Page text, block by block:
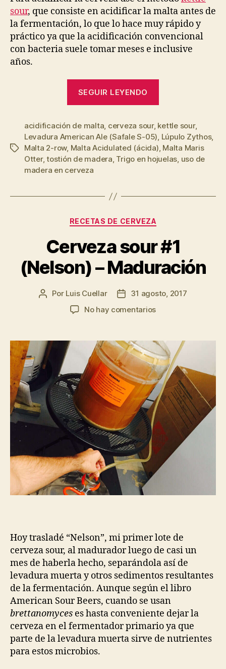
sour, que consiste en acidificar la malta antes de
la fermentación, lo que lo hace muy rápido y
práctico ya que la acidificación convencional
con bacteria suele tomar meses e inclusive
años.
SEGUIR LEYENDO
–
con
malta
de
Etiquetas
acidificación de malta, cerveza sour, kettle sour,
Levadura American Ale (Safale S-05), Lúpulo Zythos,
Malta 2-row, Malta Acidulated (ácida), Malta Maris
Otter,tostión de madera, Trigo en hojuelas, uso de
madera en cerveza
Categorías
RECETAS DE CERVEZA
Cerveza sour #1
(Nelson) – Maduración
Autor
Por Luis Cuellar
Fecha31 agosto, 2017
No hay comentariosen
#1
(Nelson)
–
Maduración
Hoy trasladé “Nelson”, mi primer lote de
cerveza sour, al madurador luego de casi un
mes de haberla hecho, separándola así de
levadura muerta y otros sedimentos resultantes
de la fermentación. Aunque según el libro
American Sour Beers, cuando se usan
brettanomyces es hasta conveniente dejar la
cerveza en el fermentador primario ya que
parte de la levadura muerta sirve de nutrientes
para estos microbios.